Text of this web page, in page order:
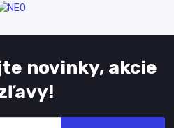
novinky, akcie